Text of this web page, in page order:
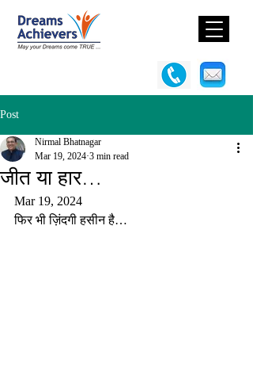
Post
जीत या हार…
Nirmal Bhatnagar
Mar 19, 2024 3 min read
Mar 19, 2024
फिर भी ज़िंदगी हसीन है…